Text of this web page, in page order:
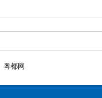
粤都网